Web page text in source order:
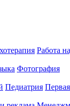
Работа
Фотография
Педиатрия